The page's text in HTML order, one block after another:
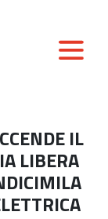
IL
LIBERA